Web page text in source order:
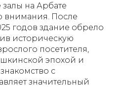
на Арбате
внимания. После
годов здание обрело
историческую
посетителя,
эпохой и
с
значительный